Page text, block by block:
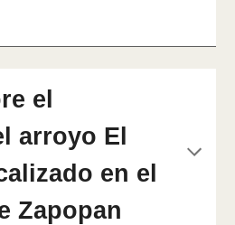
el
arroyo El
en el
Zapopan